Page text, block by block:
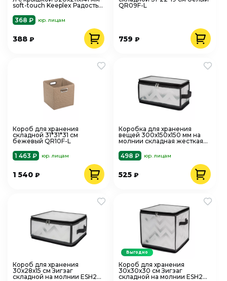
soft-touch Keeplex Радость
368 ₽
юр. лицам
388 ₽
QR09F-L
759₽
Короб для хранения
складной 31*31*31 см
бежевый QR10F-L
1 463 ₽
юр. лицам
1 540 ₽
Коробка для хранения
вещей 300х150х150 мм на
молнии складная жесткая
498 ₽
юр. лицам
525₽
Короб для хранения
30х28х15 см Зигзаг
складной на молнии ESH23
Короб для хранения
30х30х30 см Зигзаг
складной на молнии ESH23
Выгодно